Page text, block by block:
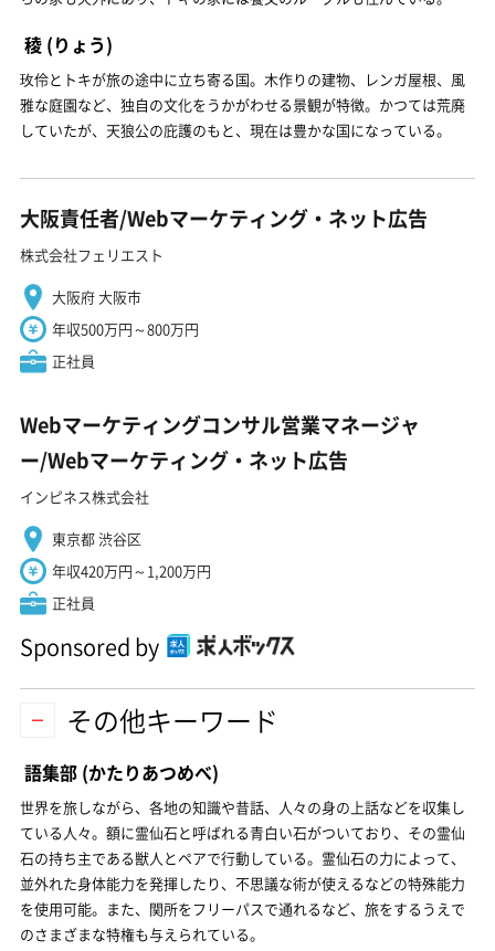
稜 (りょう)
玫伶とトキが旅の途中に立ち寄る国。木作りの建物、レンガ屋根、風
雅な庭園など、独自の文化をうかがわせる景観が特徴。かつては荒廃
していたが、天狼公の庇護のもと、現在は豊かな国になっている。
大阪責任者/Webマーケティング・ネット広告
株式会社フェリエスト
大阪府 大阪市
年収500万円～800万円
正社員
Webマーケティングコンサル営業マネージャ
ー/Webマーケティング・ネット広告
インピネス株式会社
東京都 渋谷区
年収420万円～1,200万円
正社員
Sponsored by
その他キーワード
語集部 (かたりあつめべ)
世界を旅しながら、各地の知識や昔話、人々の身の上話などを収集し
ている人々。額に霊仙石と呼ばれる青白い石がついており、その霊仙
石の持ち主である獣人とペアで行動している。霊仙石の力によって、
並外れた身体能力を発揮したり、不思議な術が使えるなどの特殊能力
を使用可能。また、関所をフリーパスで通れるなど、旅をするうえで
のさまざまな特権も与えられている。